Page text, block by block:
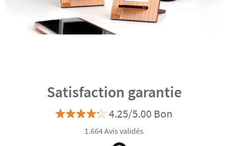
Satisfaction garantie
4.25/5.00 Bon
1.664 Avis validés